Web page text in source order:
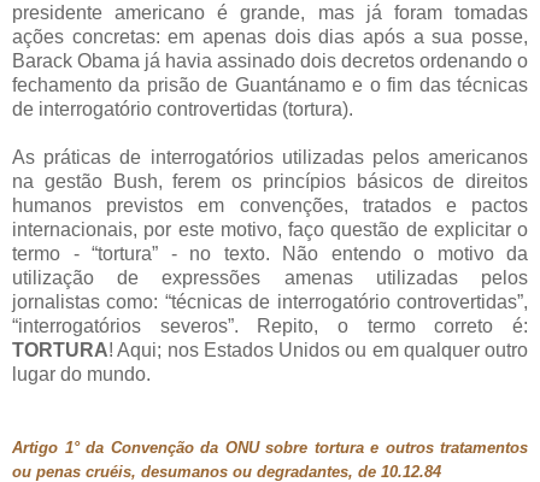
presidente americano é grande, mas já foram tomadas
ações concretas: em apenas dois dias após a sua posse,
Barack Obama já havia assinado dois decretos ordenando o
fechamento da prisão de Guantánamo e o fim das técnicas
de interrogatório controvertidas (tortura).
As práticas de interrogatórios utilizadas pelos americanos
na gestão Bush, ferem os princípios básicos de direitos
humanos previstos em convenções, tratados e pactos
internacionais, por este motivo, faço questão de explicitar o
termo - “tortura” - no texto. Não entendo o motivo da
utilização de expressões amenas utilizadas pelos
jornalistas como: “técnicas de interrogatório controvertidas”,
“interrogatórios severos”. Repito, o termo correto é:
TORTURA! Aqui; nos Estados Unidos ou em qualquer outro
lugar do mundo.
Artigo 1° da Convenção da ONU sobre tortura e outros tratamentos
ou penas cruéis, desumanos ou degradantes, de 10.12.84